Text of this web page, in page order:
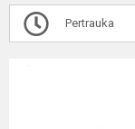
Pertrauka